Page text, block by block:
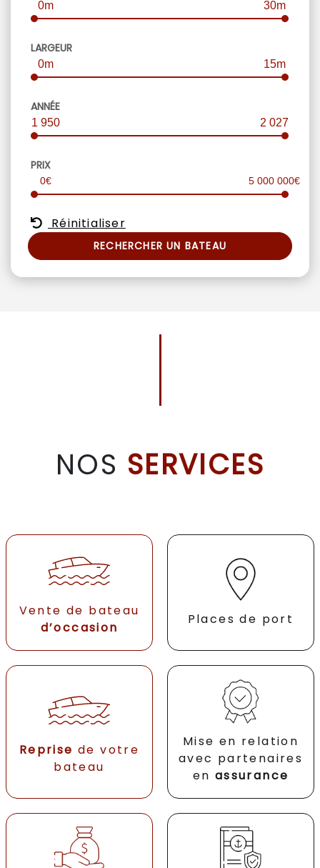
0m 30m
LARGEUR
0m 15m
ANNÉE
1 950 2 027
PRIX
0€ 5 000 000€
Réinitialiser
RECHERCHER UN BATEAU
NOS SERVICES
Vente de bateau
d’occasion
Places de port
Reprise de votre
bateau
Mise en relation
avec partenaires
en assurance